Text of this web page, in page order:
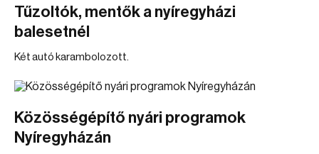
Tűzoltók, mentők a nyíregyházi
balesetnél
Két autó karambolozott.
Közösségépítő nyári programok
Nyíregyházán